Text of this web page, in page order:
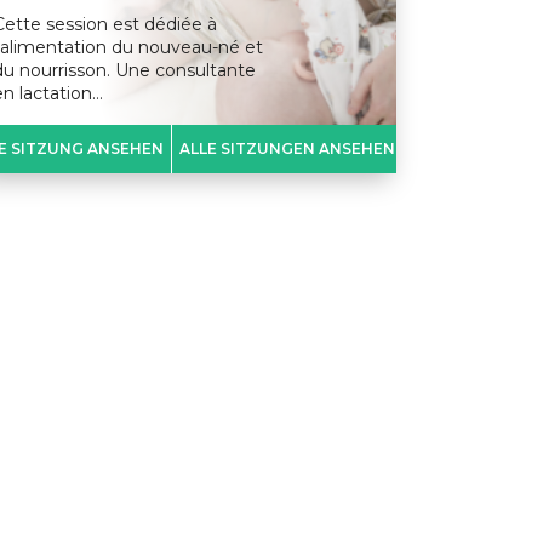
session est dédiée à
du nouveau-né et
nourrisson. Une consultante
lactation…
SITZUNG ANSEHEN ALLE SITZUNGEN ANSEHEN